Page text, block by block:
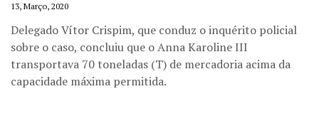
13, Março, 2020
Delegado Vítor Crispim, que conduz o inquérito policial
sobre o caso, concluiu que o Anna Karoline III
transportava 70 toneladas (T) de mercadoria acima da
capacidade máxima permitida.